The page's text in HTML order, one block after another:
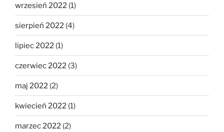
wrzesień 2022 (1)
sierpień 2022 (4)
lipiec 2022 (1)
czerwiec 2022 (3)
maj 2022 (2)
kwiecień 2022 (1)
marzec 2022 (2)